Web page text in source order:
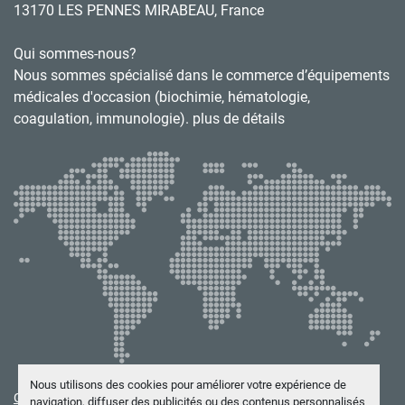
Nous utilisons des cookies pour améliorer votre expérience de
navigation, diffuser des publicités ou des contenus personnalisés
13170 LES PENNES MIRABEAU, France
Qui sommes-nous?
Nous sommes spécialisé dans le commerce d’équipements
médicales d'occasion (biochimie, hématologie,
coagulation, immunologie). plus de détails
Gérez les cookies